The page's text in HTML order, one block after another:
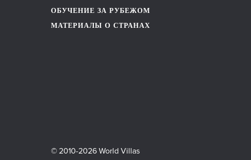
ОБУЧЕНИЕ ЗА РУБЕЖОМ
МАТЕРИАЛЫ О СТРАНАХ
© 2010-2026 World Villas